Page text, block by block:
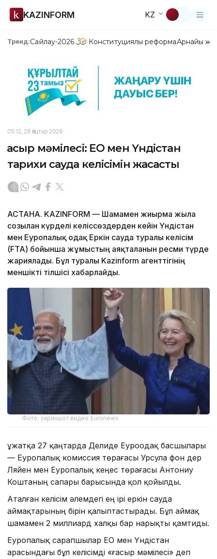
KAZINFORM KZ
Тренд:Сайлау-2026 Конституциялық реформаАрнайы
05:12, 28 Қаңтар 2026
Ғасыр мәмілесі: ЕО мен Үндістан
тарихи сауда келісімін жасасты
АСТАНА. KAZINFORM — Шамамен жиырма жылға
созылған күрделі келіссөздерден кейін Үндістан
мен Еуропалық одақ Еркін сауда туралы келісім
(FTA) бойынша жұмыстың аяқталғанын ресми түрде
жариялады. Бұл туралы Kazinform агенттігінің
меншікті тілшісі хабарлайды.
Фото: скриншот видео Euronews
Құжатқа 27 қаңтарда Делиде Еуроодақ басшылары
— Еуропалық комиссия төрағасы Урсула фон дер
Ляйен мен Еуропалық кеңес төрағасы Антониу
Коштаның сапары барысында қол қойылды.
Аталған келісім әлемдегі ең ірі еркін сауда
аймақтарының бірін қалыптастырады. Бұл аймақ
шамамен 2 миллиард халқы бар нарықты қамтиды.
Еуропалық сарапшылар ЕО мен Үндістан
арасындағы бұл келісімді «ғасыр мәмілесі» деп